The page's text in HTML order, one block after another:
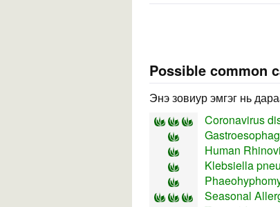
Possible common
Энэ зовиур эмгэг нь
Coronavirus
Human
Klebsiella
Seasonal